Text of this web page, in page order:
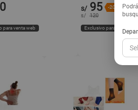
para venta web
s/ 95 -20%
s/ 120
Exclusivo para venta web